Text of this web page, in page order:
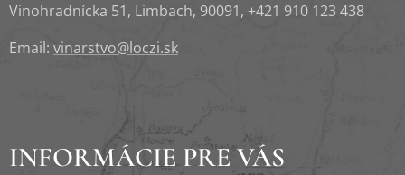
Vinohradnícka 51, Limbach, 90091, +421 910 123 438
Email: vinarstvo@loczi.sk
INFORMÁCIE PRE VÁS